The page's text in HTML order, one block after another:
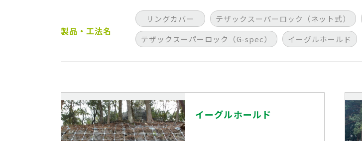
製品・工法名
リングカバー テザックスーパーロック（ネット式）
テザックスーパーロック（G-spec）
イーグルホールド
イーグルホールド